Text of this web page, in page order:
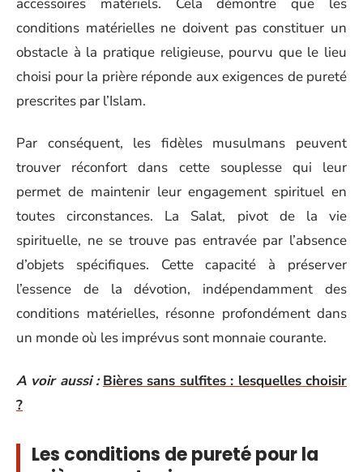
conditions matérielles ne doivent pas constituer un
obstacle à la pratique religieuse, pourvu que le lieu
choisi pour la prière réponde aux exigences de pureté
prescrites par l’Islam.
Par conséquent, les fidèles musulmans peuvent
trouver réconfort dans cette souplesse qui leur
permet de maintenir leur engagement spirituel en
toutes circonstances. La Salat, pivot de la vie
spirituelle, ne se trouve pas entravée par l’absence
d’objets spécifiques. Cette capacité à préserver
l’essence de la dévotion, indépendamment des
conditions matérielles, résonne profondément dans
un monde où les imprévus sont monnaie courante.
A voir aussi : Bières sans sulfites : lesquelles choisir
?
Les conditions de pureté pour la